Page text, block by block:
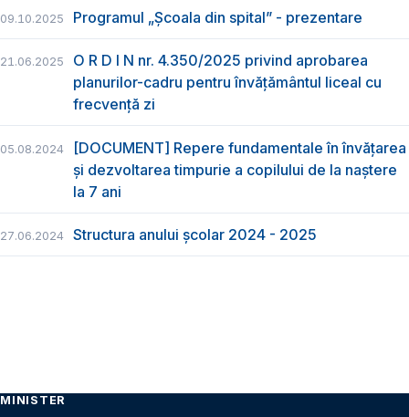
09.10.2025 Programul „Școala din spital” - prezentare
21.06.2025
O R D I N nr. 4.350/2025 privind aprobarea
planurilor-cadru pentru învățământul liceal cu
frecvență zi
05.08.2024
[DOCUMENT] Repere fundamentale în învățarea
și dezvoltarea timpurie a copilului de la naștere
la 7 ani
27.06.2024 Structura anului școlar 2024 - 2025
MINISTER